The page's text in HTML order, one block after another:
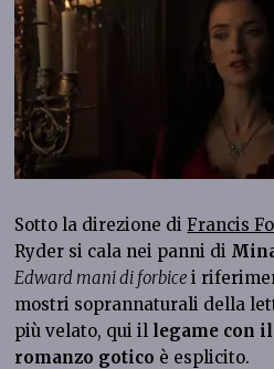
Sotto la direzione diFrancis
Ryder si cala nei panni di
Edward mani di forbicei
mostri soprannaturali della
più velato, qui il legame con
romanzo gotico è esplicito.